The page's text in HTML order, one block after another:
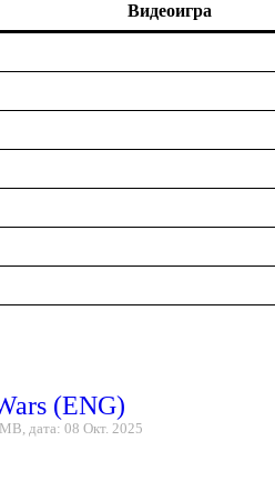
Видеоигра
(ENG)
дата: 08 Окт. 2025